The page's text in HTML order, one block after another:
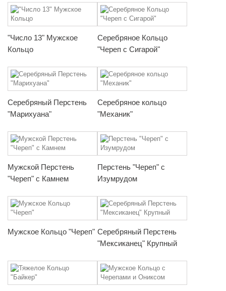
"Число 13" Мужское
Кольцо
Серебряное Кольцо
"Череп с Сигарой"
Серебряный Перстень
"Марихуана"
Серебряное кольцо
"Механик"
Мужской Перстень
"Череп" с Камнем
Перстень "Череп" с
Изумрудом
Мужское Кольцо "Череп" Серебряный Перстень
"Мексиканец" Крупный